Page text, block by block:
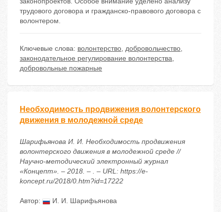
трудового договора и гражданско-правового договора с
волонтером.
Ключевые слова: волонтерство, добровольчество,
законодательное регулирование волонтерства,
добровольные пожарные
Необходимость продвижения волонтерского
движения в молодежной среде
Шарифьянова И. И. Необходимость продвижения
волонтерского движения в молодежной среде //
Научно-методический электронный журнал
«Концепт». – 2018. – . – URL: https://e-
koncept.ru/2018/0.htm?id=17222
Автор: И. И. Шарифьянова